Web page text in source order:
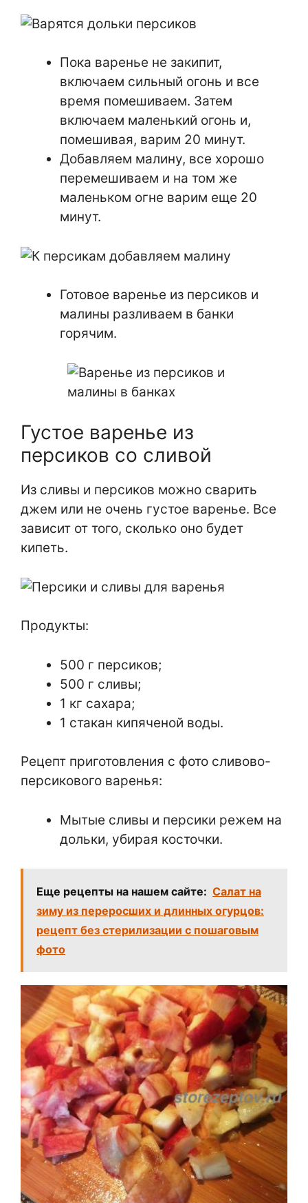
Пока варенье не закипит,
включаем сильный огонь и все
время помешиваем. Затем
включаем маленький огонь и,
помешивая, варим 20 минут.
Добавляем малину, все хорошо
перемешиваем и на том же
маленьком огне варим еще 20
минут.
Готовое варенье из персиков и
малины разливаем в банки
горячим.
Густое варенье из
персиков со сливой
Из сливы и персиков можно сварить
джем или не очень густое варенье. Все
зависит от того, сколько оно будет
кипеть.
Продукты:
500 г персиков;
500 г сливы;
1 кг сахара;
1 стакан кипяченой воды.
Рецепт приготовления с фото сливово-
персикового варенья:
Мытые сливы и персики режем на
дольки, убирая косточки.
Еще рецепты на нашем сайте: Салат на
зиму из переросших и длинных огурцов:
рецепт без стерилизации с пошаговым
фото